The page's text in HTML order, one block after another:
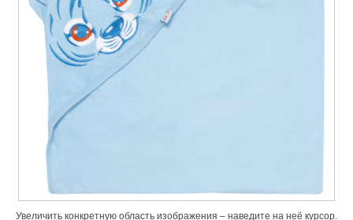
Увеличить конкретную область изображения – наведите на неё курсор.